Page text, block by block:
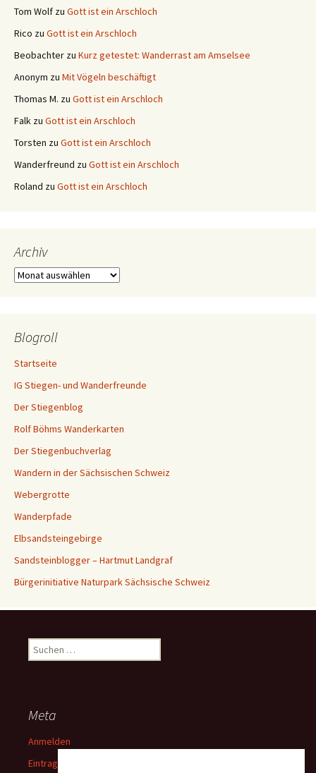
Tom Wolf zu Gott ist ein Arschloch
Rico zu Gott ist ein Arschloch
Beobachter zu Kurz getestet: Wanderrast am Amselsee
Anonym zu Mit Vögeln beschäftigt
Thomas M. zu Gott ist ein Arschloch
Falk zu Gott ist ein Arschloch
Torsten zu Gott ist ein Arschloch
Wanderfreund zu Gott ist ein Arschloch
Roland zu Gott ist ein Arschloch
Archiv
Archiv
Blogroll
Startseite
IG Stiegen- und Wanderfreunde
Der Stiegenblog
Rolf Böhms Wanderkarten
Der Stiegenbuchverlag
Wandern in der Sächsischen Schweiz
Webergrotte
Wanderpfade
Elbsandsteingebirge
Sandsteinblogger – Hartmut Landgraf
Bürgerinitiative Naturpark Sächsische Schweiz
Suchen
nach:
Meta
Anmelden
Eintrags-Feed